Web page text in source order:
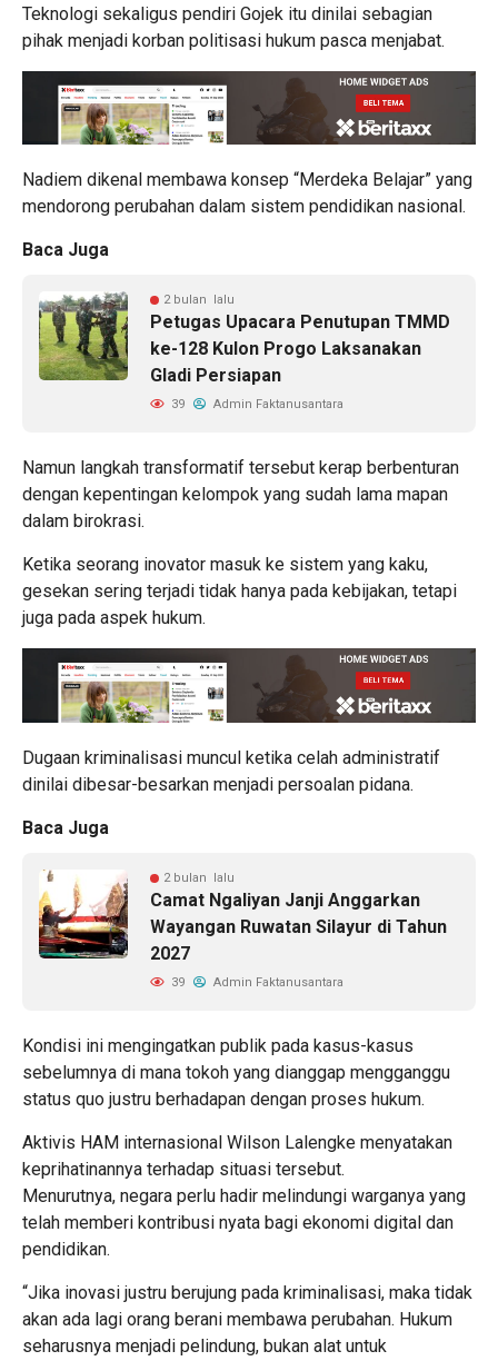
Teknologi sekaligus pendiri Gojek itu dinilai sebagian
pihak menjadi korban politisasi hukum pasca menjabat.
Nadiem dikenal membawa konsep “Merdeka Belajar” yang
mendorong perubahan dalam sistem pendidikan nasional.
Baca Juga
2 bulan lalu
Petugas Upacara Penutupan TMMD
ke-128 Kulon Progo Laksanakan
Gladi Persiapan
39 Admin Faktanusantara
Namun langkah transformatif tersebut kerap berbenturan
dengan kepentingan kelompok yang sudah lama mapan
dalam birokrasi.
Ketika seorang inovator masuk ke sistem yang kaku,
gesekan sering terjadi tidak hanya pada kebijakan, tetapi
juga pada aspek hukum.
Dugaan kriminalisasi muncul ketika celah administratif
dinilai dibesar-besarkan menjadi persoalan pidana.
Baca Juga
2 bulan lalu
Camat Ngaliyan Janji Anggarkan
Wayangan Ruwatan Silayur di Tahun
2027
39 Admin Faktanusantara
Kondisi ini mengingatkan publik pada kasus-kasus
sebelumnya di mana tokoh yang dianggap mengganggu
status quo justru berhadapan dengan proses hukum.
Aktivis HAM internasional Wilson Lalengke menyatakan
keprihatinannya terhadap situasi tersebut.
Menurutnya, negara perlu hadir melindungi warganya yang
telah memberi kontribusi nyata bagi ekonomi digital dan
pendidikan.
“Jika inovasi justru berujung pada kriminalisasi, maka tidak
akan ada lagi orang berani membawa perubahan. Hukum
seharusnya menjadi pelindung, bukan alat untuk